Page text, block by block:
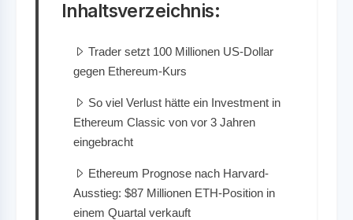
Inhaltsverzeichnis:
Trader setzt 100 Millionen US-Dollar
gegen Ethereum-Kurs
So viel Verlust hätte ein Investment in
Ethereum Classic von vor 3 Jahren
eingebracht
Ethereum Prognose nach Harvard-
Ausstieg: $87 Millionen ETH-Position in
einem Quartal verkauft